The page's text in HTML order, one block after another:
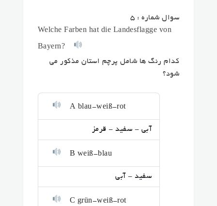
سوال شماره : 5
Welche Farben hat die Landesflagge von
Bayern?
کدام رنگ ها شامل پرچم استان مذکور می
شود؟
A blau-weiß-rot
آبی - سفید - قرمز
B weiß-blau
سفید - آبی
C grün-weiß-rot